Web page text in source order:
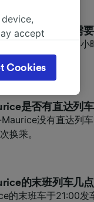
Maurice最快需要
最快需要4小
是否有直达列车
没有直达列
换乘。
的末班列车几点
的末班车于21:00发
accept
page.
browsing
for
Cookies